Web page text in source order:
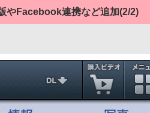
やFacebook連携など追加(2/2)